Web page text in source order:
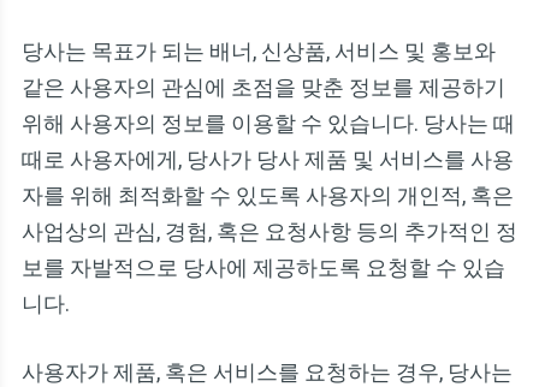
당사는 목표가 되는 배너, 신상품, 서비스 및 홍보와
같은 사용자의 관심에 초점을 맞춘 정보를 제공하기
위해 사용자의 정보를 이용할 수 있습니다. 당사는 때
때로 사용자에게, 당사가 당사 제품 및 서비스를 사용
자를 위해 최적화할 수 있도록 사용자의 개인적, 혹은
사업상의 관심, 경험, 혹은 요청사항 등의 추가적인 정
보를 자발적으로 당사에 제공하도록 요청할 수 있습
니다.
사용자가 제품, 혹은 서비스를 요청하는 경우, 당사는